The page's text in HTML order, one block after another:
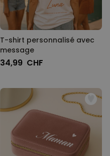
T-shirt personnalisé avec
message
34,99 CHF